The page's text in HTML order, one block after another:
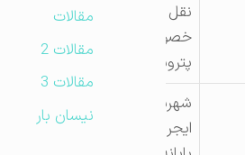
خصوصی
پتروشیمی
شهرستان
ایجرود
مقالات
مقالات 2
مقالات 3
نیسان بار